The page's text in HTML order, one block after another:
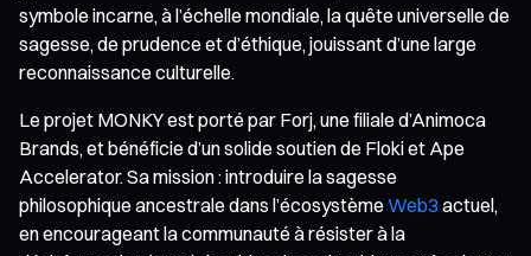
symbole incarne, à l’échelle mondiale, la quête universelle de
sagesse, de prudence et d’éthique, jouissant d’une large
reconnaissance culturelle.
Le projet MONKY est porté par Forj, une filiale d’Animoca
Brands, et bénéficie d’un solide soutien de Floki et Ape
Accelerator. Sa mission : introduire la sagesse
philosophique ancestrale dans l’écosystème Web3 actuel,
en encourageant la communauté à résister à la